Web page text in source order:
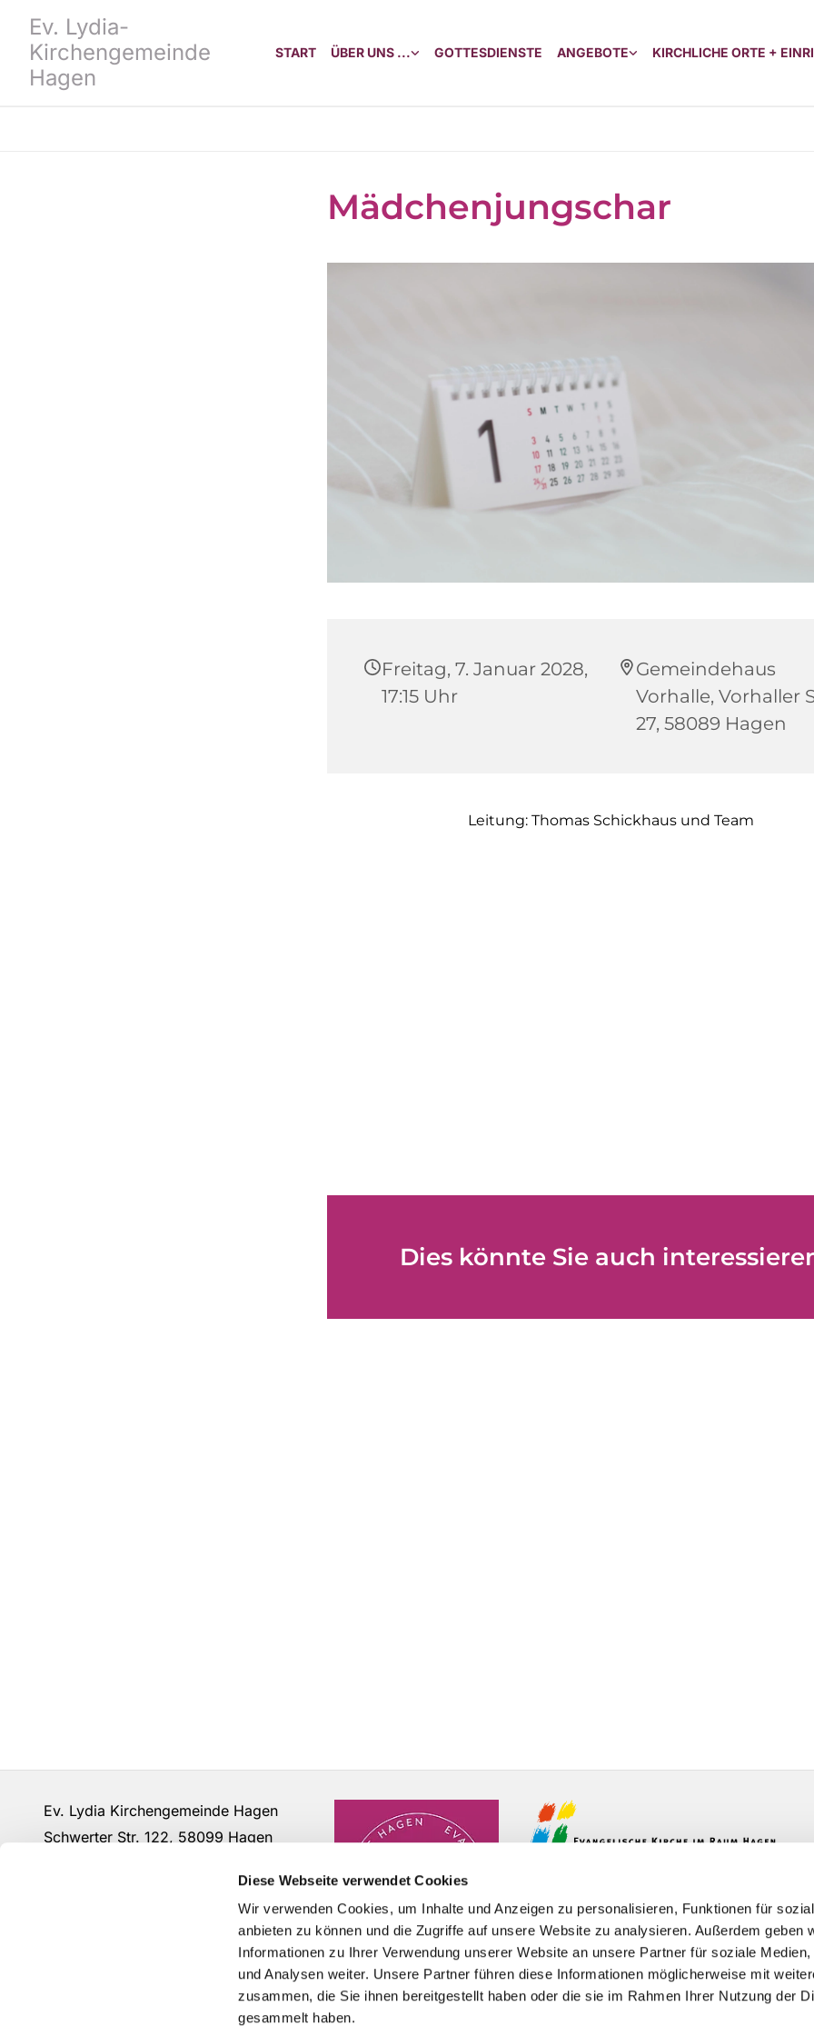
Diese Webseite verwendet Cookies
Wir verwenden Cookies, um Inhalte und Anzeigen zu personalisieren, Funktionen für
anbieten zu können und die Zugriffe auf unsere Website zu analysieren. Außerdem geben
Informationen zu Ihrer Verwendung unserer Website an unsere Partner für soziale Medien,
und Analysen weiter. Unsere Partner führen diese Informationen möglicherweise mit
zusammen, die Sie ihnen bereitgestellt haben oder die sie im Rahmen Ihrer Nutzung der
gesammelt haben.
Ev. Lydia-
Kirchengemeinde
Hagen
START ÜBER UNS ... GOTTESDIENSTE ANGEBOTE KIRCHLICHE ORTE +
Mädchenjungschar
Freitag, 7. Januar 2028,
17:15 Uhr
Gemeindehaus
Vorhalle, Vorhaller
27, 58089 Hagen
Leitung: Thomas Schickhaus und Team
Dies könnte Sie auch
Ev. Lydia Kirchengemeinde Hagen
Schwerter Str. 122, 58099 Hagen